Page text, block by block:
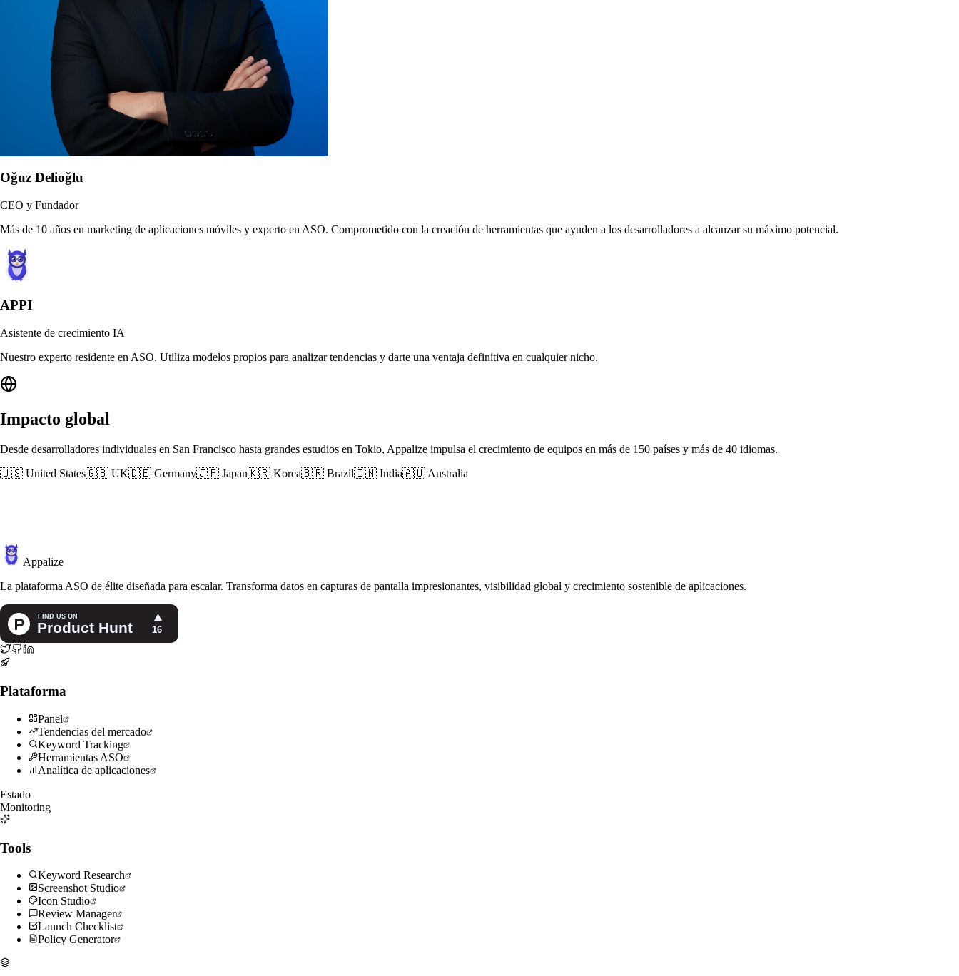
Oğuz Delioğlu
CEO y Fundador
Más de 10 años en marketing de aplicaciones móviles y experto en ASO. Comprometido con la creación de herramientas que ayuden a los desarrolladores a alcanzar su máximo potencial.
APPI
Asistente de crecimiento IA
Nuestro experto residente en ASO. Utiliza modelos propios para analizar tendencias y darte una ventaja definitiva en cualquier nicho.
Impacto global
Desde desarrolladores individuales en San Francisco hasta grandes estudios en Tokio, Appalize impulsa el crecimiento de equipos en más de 150 países y más de 40 idiomas.
🇺🇸 United States🇬🇧 UK🇩🇪 Germany🇯🇵 Japan🇰🇷 Korea🇧🇷 Brazil🇮🇳 India🇦🇺 Australia
Appalize
La plataforma ASO de élite diseñada para escalar. Transforma datos en capturas de pantalla impresionantes, visibilidad global y crecimiento sostenible de aplicaciones.
Plataforma
Panel
Tendencias del mercado
Keyword Tracking
Herramientas ASO
Analítica de aplicaciones
Estado
Monitoring
Tools
Keyword Research
Screenshot Studio
Icon Studio
Review Manager
Launch Checklist
Policy Generator